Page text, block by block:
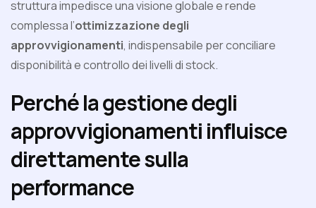
struttura impedisce una visione globale e rende
complessa l’ottimizzazione degli
approvvigionamenti, indispensabile per conciliare
disponibilità e controllo dei livelli di stock.
Perché la gestione degli
approvvigionamenti influisce
direttamente sulla
performance